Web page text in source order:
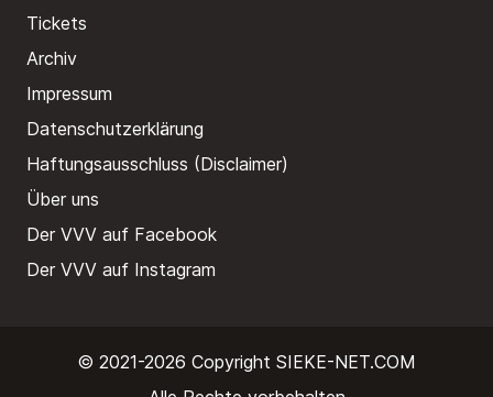
Tickets
Archiv
Impressum
Datenschutzerklärung
Haftungsausschluss (Disclaimer)
Über uns
Der VVV auf Facebook
Der VVV auf Instagram
© 2021-2026 Copyright SIEKE-NET.COM